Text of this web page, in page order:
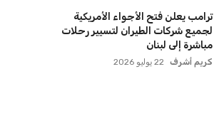
ترامب يعلن فتح الأجواء الأمريكية
لجميع شركات الطيران لتسيير رحلات
مباشرة إلى لبنان
كريم أشرف 22 يوليو 2026